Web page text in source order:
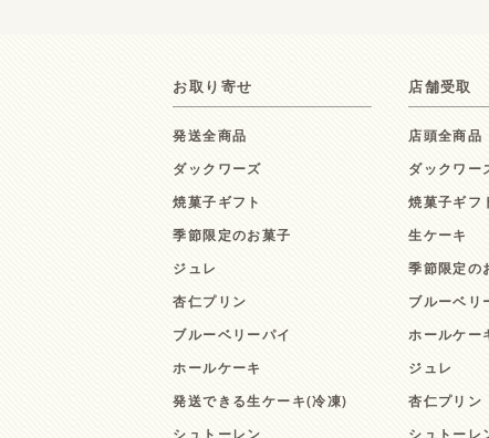
お取り寄せ
発送全商品
ダックワーズ
焼菓子ギフト
季節限定のお菓子
ジュレ
杏仁プリン
ブルーベリーパイ
ホールケーキ
発送できる生ケーキ(冷凍)
シュトーレン
店舗受取
店頭全商品
ダックワー
焼菓子ギフ
生ケーキ
季節限定の
ブルーベリ
ホールケー
ジュレ
杏仁プリン
シュトーレ